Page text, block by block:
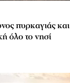
πυρκαγιάς και
όλο το νησί